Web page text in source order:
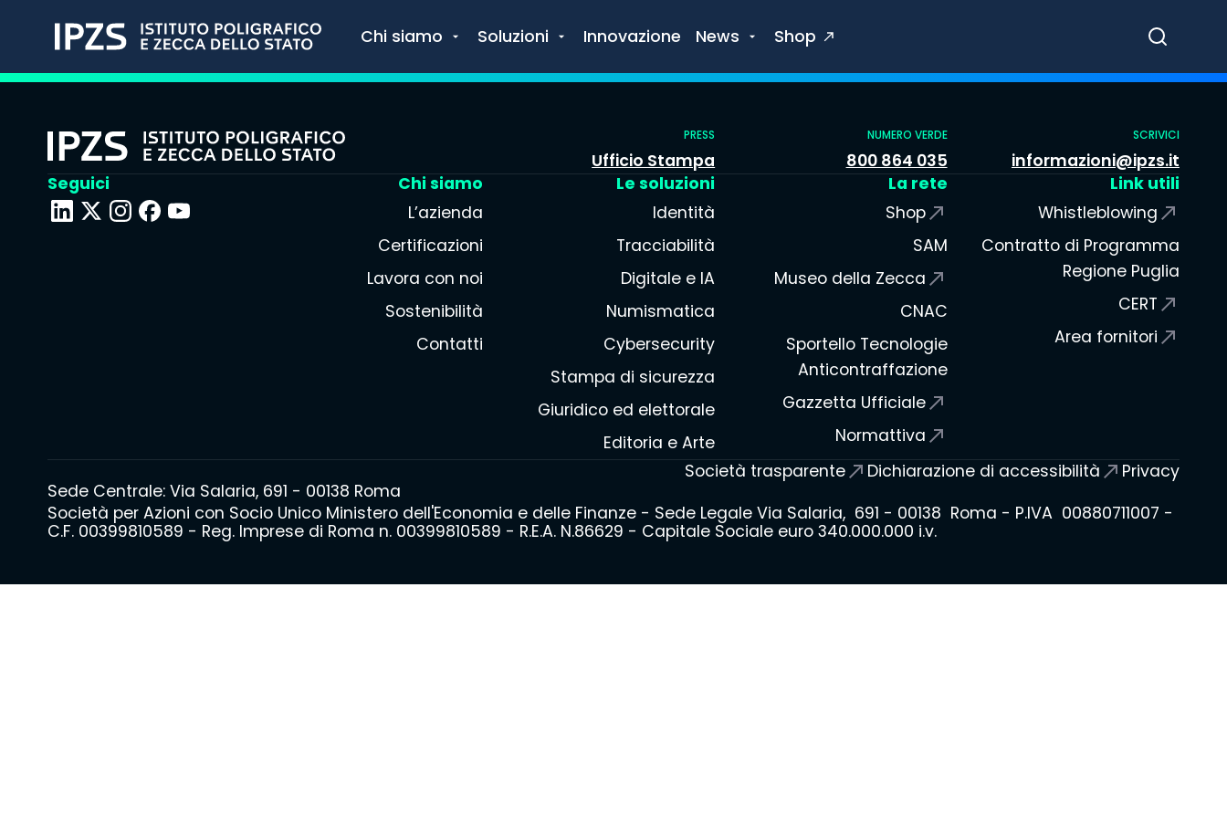
Chi siamo Soluzioni Innovazione News Shop Cerca
PRESS
Ufficio Stampa
NUMERO VERDE
800 864 035
SCRIVICI
informazioni@ipzs.it
Seguici
Chi siamo
L’azienda
Certificazioni
Lavora con noi
Sostenibilità
Contatti
Le soluzioni
Identità
Tracciabilità
Digitale e IA
Numismatica
Cybersecurity
Stampa di sicurezza
Giuridico ed elettorale
Editoria e Arte
La rete
Shop
SAM
Museo della Zecca
CNAC
Sportello Tecnologie
Anticontraffazione
Gazzetta Ufficiale
Normattiva
Link utili
Whistleblowing
Contratto di Programma
Regione Puglia
CERT
Area fornitori
Società trasparente Dichiarazione di accessibilità
Privacy
Sede Centrale: Via Salaria, 691 - 00138 Roma
Società per Azioni con Socio Unico Ministero dell'Economia e delle Finanze - Sede Legale Via Salaria, 691 - 00138 Roma - P.IVA 00880711007 -
C.F. 00399810589 - Reg. Imprese di Roma n. 00399810589 - R.E.A. N.86629 - Capitale Sociale euro 340.000.000 i.v.